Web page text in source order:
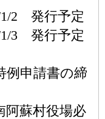
1/2 発行予定
1/3 発行予定
例申請書の締
阿蘇村役場必